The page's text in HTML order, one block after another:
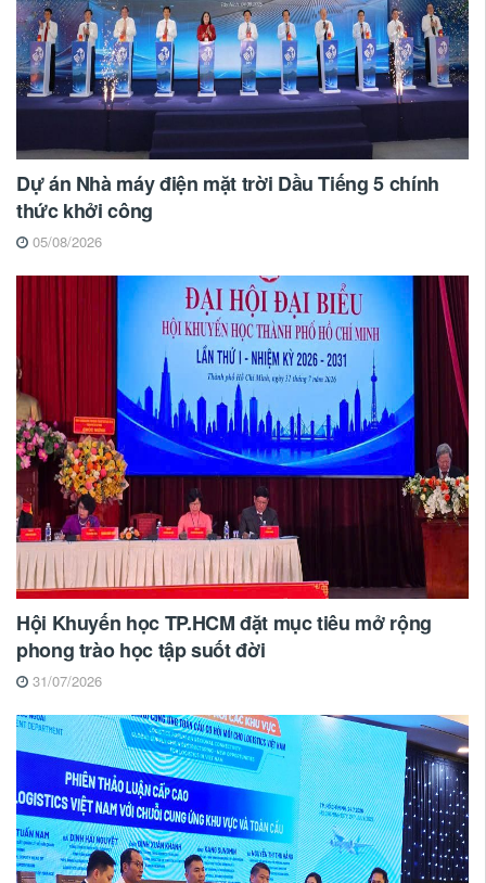
Dự án Nhà máy điện mặt trời Dầu Tiếng 5 chính
thức khởi công
05/08/2026
Hội Khuyến học TP.HCM đặt mục tiêu mở rộng
phong trào học tập suốt đời
31/07/2026